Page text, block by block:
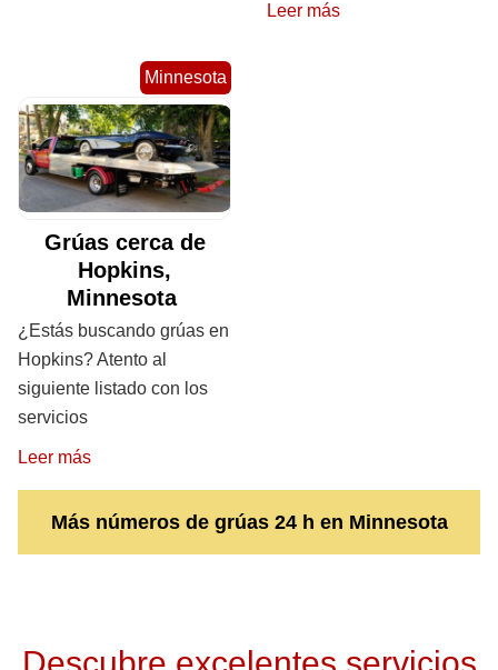
Leer más
Minnesota
Grúas cerca de
Hopkins,
Minnesota
¿Estás buscando grúas en
Hopkins? Atento al
siguiente listado con los
servicios
Leer más
Más números de grúas 24 h en Minnesota
Descubre excelentes servicios